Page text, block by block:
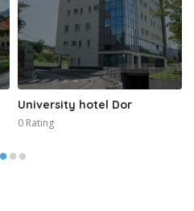
University hotel Dor
0 Rating